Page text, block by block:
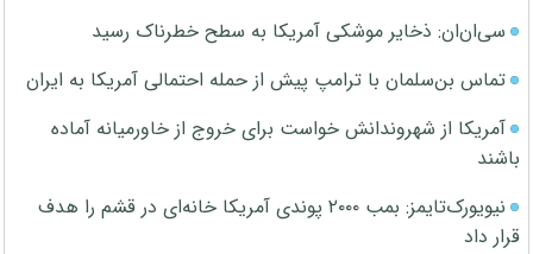
سی‌ان‌ان: ذخایر موشکی آمریکا به سطح خطرناک رسید
تماس بن‌سلمان با ترامپ پیش از حمله احتمالی آمریکا به ایران
آمریکا از شهروندانش خواست برای خروج از خاورمیانه آماده
باشند
نیویورک‌تایمز: بمب ۲۰۰۰ پوندی آمریکا خانه‌ای در قشم را هدف
قرار داد